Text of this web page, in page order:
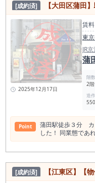
[成約済] 【大田区蒲田】駅3分
2025年12月17日
賃料
東
JR
蒲
階
2
造
Point
蒲田駅徒歩３分 カ
した！ 同業態であ
合わせください！
[成約済] 【江東区】【物件取得費約350万